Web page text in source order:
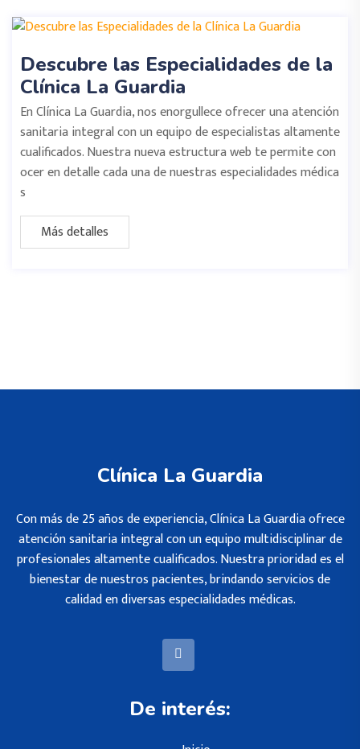
Descubre las Especialidades de la
Clínica La Guardia
En Clínica La Guardia, nos enorgullece ofrecer una atención
sanitaria integral con un equipo de especialistas altamente
cualificados. Nuestra nueva estructura web te permite con
ocer en detalle cada una de nuestras especialidades médica
s
Más detalles
Clínica La Guardia
Con más de 25 años de experiencia, Clínica La Guardia ofrece
atención sanitaria integral con un equipo multidisciplinar de
profesionales altamente cualificados. Nuestra prioridad es el
bienestar de nuestros pacientes, brindando servicios de
calidad en diversas especialidades médicas.
De interés: